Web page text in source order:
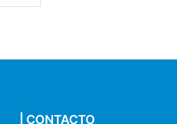
| CONTACTO